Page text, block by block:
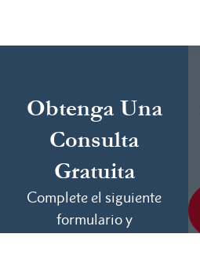
Obtenga Una
Consulta
Gratuita
Complete el siguiente
formulario y